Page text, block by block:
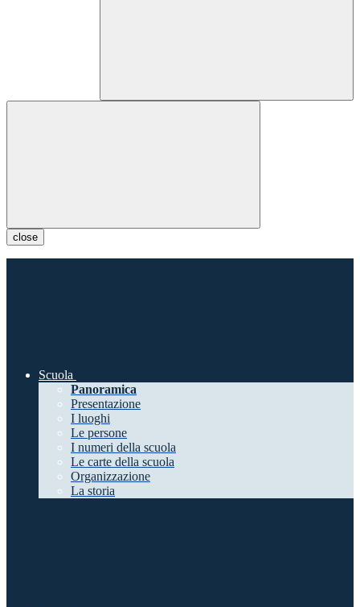
close
Scuola
Panoramica
Presentazione
I luoghi
Le persone
I numeri della scuola
Le carte della scuola
Organizzazione
La storia